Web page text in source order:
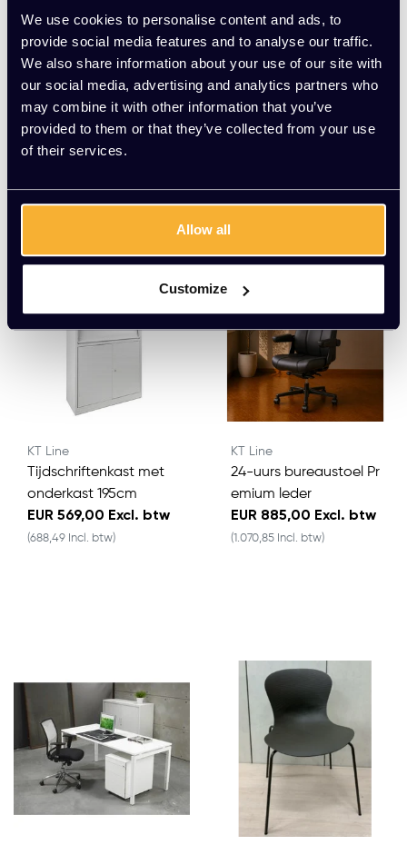
We use cookies to personalise content and ads, to
provide social media features and to analyse our traffic.
We also share information about your use of our site with
our social media, advertising and analytics partners who
may combine it with other information that you’ve
provided to them or that they’ve collected from your use
of their services.
Allow all
Customize
KT Line
Classic Vergadertafel
Elips 220x110
EUR 479,00 Excl. btw
(579,59 Incl. btw)
KT Line
Onderbouw stekkerdo
os 5x stroom
EUR 25,00 Excl. btw
(30,25 Incl. btw)
KT Line
Tijdschriftenkast met
onderkast 195cm
EUR 569,00 Excl. btw
(688,49 Incl. btw)
KT Line
24-uurs bureaustoel Pr
emium leder
EUR 885,00 Excl. btw
(1.070,85 Incl. btw)